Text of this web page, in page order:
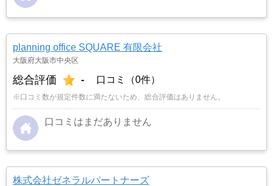
planning office SQUARE 有限会社
大阪府大阪市中央区
総合評価 - 口コミ（0件）
※口コミ数が規定件数に満たないため、総合評価はありません。
口コミはまだありません
株式会社ゼネラルパートナーズ